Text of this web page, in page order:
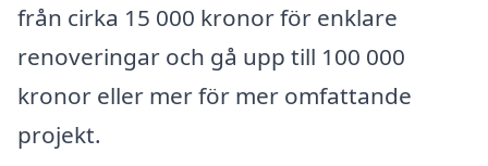
från cirka 15 000 kronor för enklare
renoveringar och gå upp till 100 000
kronor eller mer för mer omfattande
projekt.